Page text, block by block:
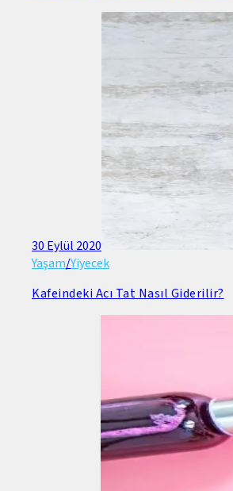
30 Eylül 2020
Yaşam/Yiyecek
Kafeindeki Acı Tat Nasıl Giderilir?